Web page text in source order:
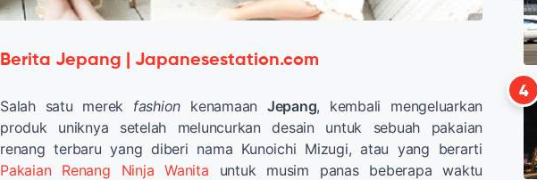
Berita Jepang | Japanesestation.com
Salah satu merek fashion kenamaan Jepang, kembali mengeluarkan
produk uniknya setelah meluncurkan desain untuk sebuah pakaian
renang terbaru yang diberi nama Kunoichi Mizugi, atau yang berarti
Pakaian Renang Ninja Wanita untuk musim panas beberapa waktu
4